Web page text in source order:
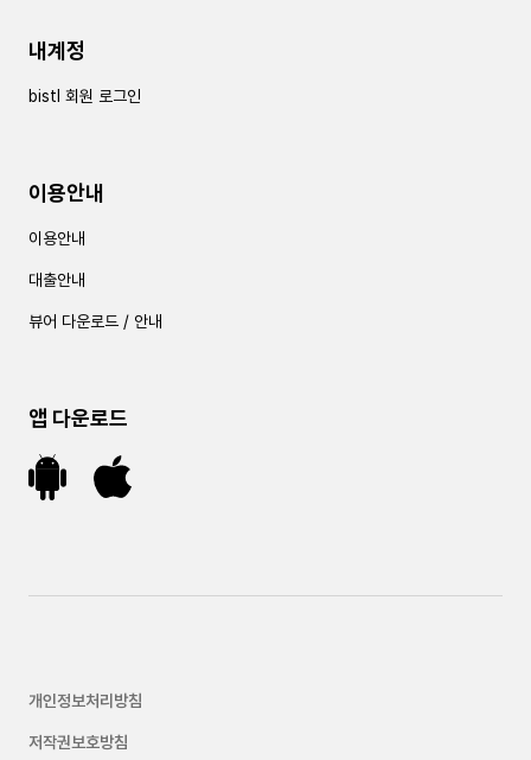
내계정
bistl 회원 로그인
이용안내
이용안내
대출안내
뷰어 다운로드 / 안내
앱 다운로드
개인정보처리방침
저작권보호방침